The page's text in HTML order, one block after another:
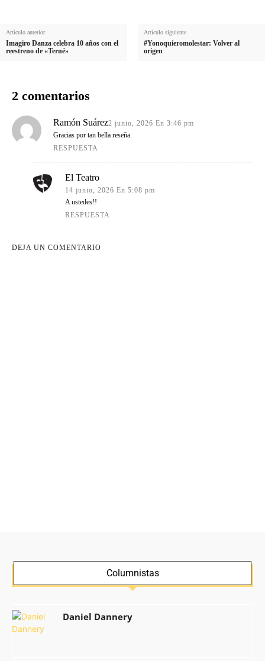
Artículo anterior
Imagiro Danza celebra 10 años con el
reestreno de «Terné»
Artículo siguiente
#Yonoquieromolestar: Volver al
origen
2 comentarios
Ramón Suárez2 junio, 2026 En 3:46 pm
Gracias por tan bella reseña.
RESPUESTA
El Teatro
14 junio, 2026 En 5:08 pm
A ustedes!!
RESPUESTA
DEJA UN COMENTARIO
Columnistas
Daniel Dannery